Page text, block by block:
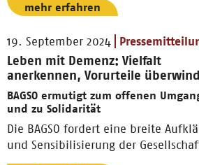
mehr erfahren
19. September 2024
Leben mit Demenz: Vielfalt
anerkennen, Vorurteile
BAGSO ermutigt zum offenen
und zu Solidarität
Die BAGSO fordert eine breite
und Sensibilisierung der